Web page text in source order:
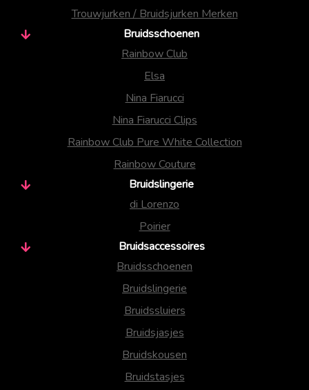
Trouwjurken / Bruidsjurken Merken
Bruidsschoenen
Rainbow Club
Elsa
Nina Fiarucci
Nina Fiarucci Clips
Rainbow Club Pure White Collection
Rainbow Couture
Bruidslingerie
di Lorenzo
Poirier
Bruidsaccessoires
Bruidsschoenen
Bruidslingerie
Bruidssluiers
Bruidsjasjes
Bruidskousen
Bruidstasjes